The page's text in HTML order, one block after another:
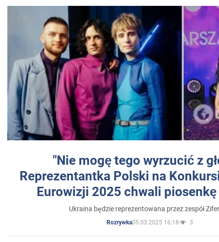
"Nie mogę tego wyrzucić z
Reprezentantka Polski na
Eurowizji 2025 chwali
Ukraina będzie reprezentowana przez zespół
Rozrywka05.03.2025 16:18 3